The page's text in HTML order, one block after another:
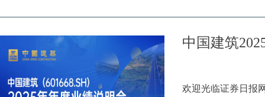
中国建筑
欢迎光临证券日报